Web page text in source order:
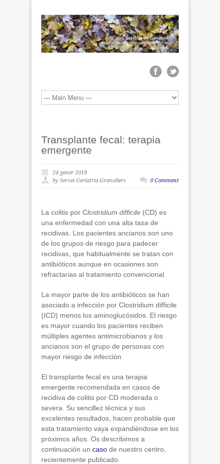
Transplante fecal: terapia
emergente
24 gener 2019
by Servei Geriatria Granollers
0 Comment
La colitis por Clostridium difficile (CD) es
una enfermedad con una alta tasa de
recidivas. Los pacientes ancianos son uno
de los grupos de riesgo para padecer
recidivas, que habitualmente se tratan con
antibióticos aunque en ocasiones son
refractarias al tratamiento convencional.
La mayor parte de los antibióticos se han
asociado a infección por Clostridium difficile
(ICD) menos los aminoglucósidos. El riesgo
es mayor cuando los pacientes reciben
múltiples agentes antimicrobianos y los
ancianos son el grupo de personas con
mayor riesgo de infección.
El transplante fecal es una terapia
emergente recomendada en casos de
recidiva de colitis por CD moderada o
severa. Su sencillez técnica y sus
excelentes resultados, hacen probable que
esta tratamiento vaya expandiéndose en los
próximos años. Os describimos a
continuación un caso de nuestro centro,
recientemente publicado.